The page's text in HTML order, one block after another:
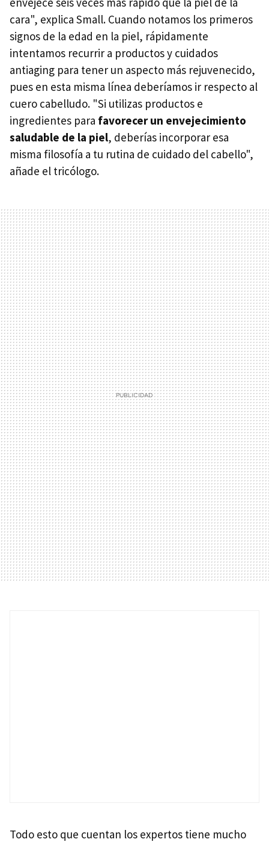
cara", explica Small. Cuando notamos los primeros
signos de la edad en la piel, rápidamente
intentamos recurrir a productos y cuidados
antiaging para tener un aspecto más rejuvenecido,
pues en esta misma línea deberíamos ir respecto al
cuero cabelludo. "Si utilizas productos e
ingredientes para favorecer un envejecimiento
saludable de la piel, deberías incorporar esa
misma filosofía a tu rutina de cuidado del cabello",
añade el tricólogo.
Todo esto que cuentan los expertos tiene mucho